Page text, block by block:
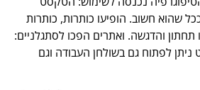
חשוב. הופיעו כותרות, כותרות
והדגשה. ואתרים הפכו לסתגלניים:
לפתוח גם בשולחן העבודה וגם